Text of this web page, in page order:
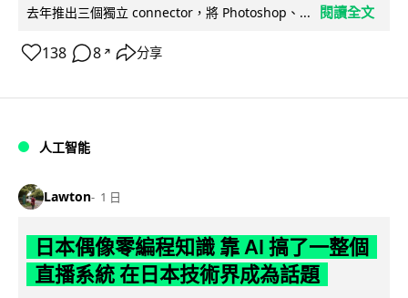
去年推出三個獨立 connector，將 Photoshop、...
閱讀全文
138 8 ↗ 分享
人工智能
Lawton 1 日
日本偶像零編程知識 靠 AI 搞了一整個
直播系統 在日本技術界成為話題